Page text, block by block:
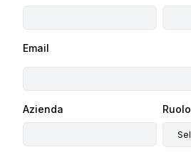
Email
Azienda Ruolo